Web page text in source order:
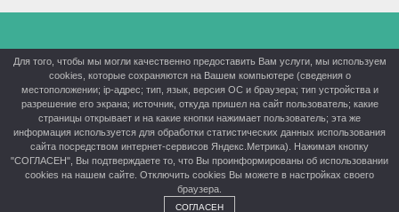
КГБПОУ «Красноярский аграрный техникум» ©® 2026
Политика конфиденциальности
Для того, чтобы мы могли качественно предоставить Вам услуги, мы используем
cookies, которые сохраняются на Вашем компьютере (сведения о
местоположении; ip-адрес; тип, язык, версия ОС и браузера; тип устройства и
разрешение его экрана; источник, откуда пришел на сайт пользователь; какие
страницы открывает и на какие кнопки нажимает пользователь; эта же
информация используется для обработки статистических данных использования
сайта посредством интернет-сервисов Яндекс.Метрика). Нажимая кнопку
"СОГЛАСЕН", Вы подтверждаете то, что Вы проинформированы об использовании
cookies на нашем сайте. Отключить cookies Вы можете в настройках своего
браузера.
СОГЛАСЕН